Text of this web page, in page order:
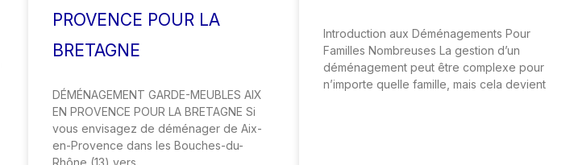
PROVENCE POUR LA
BRETAGNE
DÉMÉNAGEMENT GARDE-MEUBLES AIX
EN PROVENCE POUR LA BRETAGNE Si
vous envisagez de déménager de Aix-
en-Provence dans les Bouches-du-
Rhône (13) vers
Introduction aux Déménagements Pour
Familles Nombreuses La gestion d’un
déménagement peut être complexe pour
n’importe quelle famille, mais cela devient